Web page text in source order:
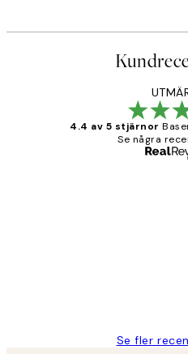
4.4 av 5 stjärnor
Se några
Se fler